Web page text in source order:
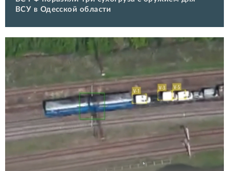
ВСУ в Одесской области